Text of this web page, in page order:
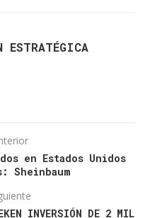
ESTRATÉGICA
en Estados Unidos
Sheinbaum
INVERSIÓN DE 2 MIL